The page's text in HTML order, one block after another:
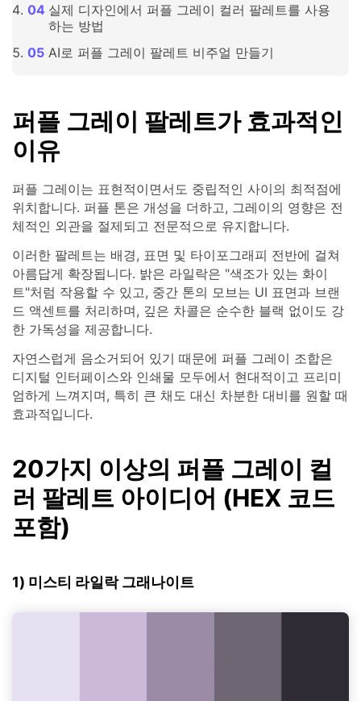
실제 디자인에서 퍼플 그레이 컬러 팔레트를 사용
하는 방법
AI로 퍼플 그레이 팔레트 비주얼 만들기
퍼플 그레이 팔레트가 효과적인
이유
퍼플 그레이는 표현적이면서도 중립적인 사이의 최적점에
위치합니다. 퍼플 톤은 개성을 더하고, 그레이의 영향은 전
체적인 외관을 절제되고 전문적으로 유지합니다.
이러한 팔레트는 배경, 표면 및 타이포그래피 전반에 걸쳐
아름답게 확장됩니다. 밝은 라일락은 "색조가 있는 화이
트"처럼 작용할 수 있고, 중간 톤의 모브는 UI 표면과 브랜
드 액센트를 처리하며, 깊은 차콜은 순수한 블랙 없이도 강
한 가독성을 제공합니다.
자연스럽게 음소거되어 있기 때문에 퍼플 그레이 조합은
디지털 인터페이스와 인쇄물 모두에서 현대적이고 프리미
엄하게 느껴지며, 특히 큰 채도 대신 차분한 대비를 원할 때
효과적입니다.
20가지 이상의 퍼플 그레이 컬
러 팔레트 아이디어 (HEX 코드
포함)
1) 미스티 라일락 그래나이트